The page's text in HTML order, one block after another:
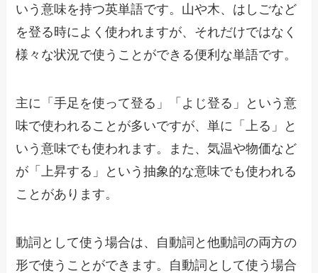
いう意味を持つ英単語です。山や木、はしごなど
を登る時によく使われますが、それだけではなく
様々な状況で使うことができる便利な単語です。
主に「手足を使って登る」「よじ登る」という意
味で使われることが多いですが、単に「上る」と
いう意味でも使われます。また、気温や物価など
が「上昇する」という抽象的な意味でも使われる
ことがあります。
動詞として使う場合は、自動詞と他動詞の両方の
形で使うことができます。自動詞として使う場合